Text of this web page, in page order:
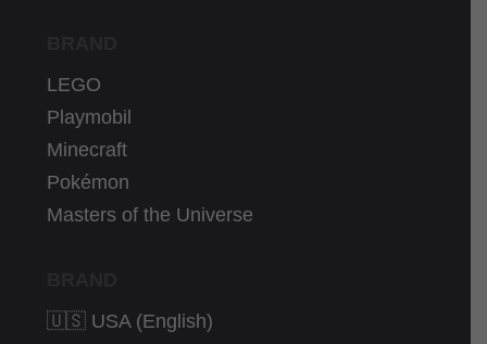
LEGO
Playmobil
Minecraft
Pokémon
Masters of the Universe
🇺🇸 USA (English)